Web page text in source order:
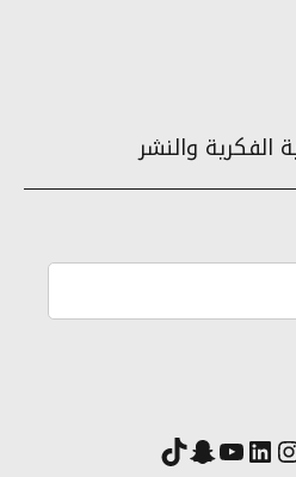
والنشر
لينكد إنيوتيوب
سناب شات
تيك توك